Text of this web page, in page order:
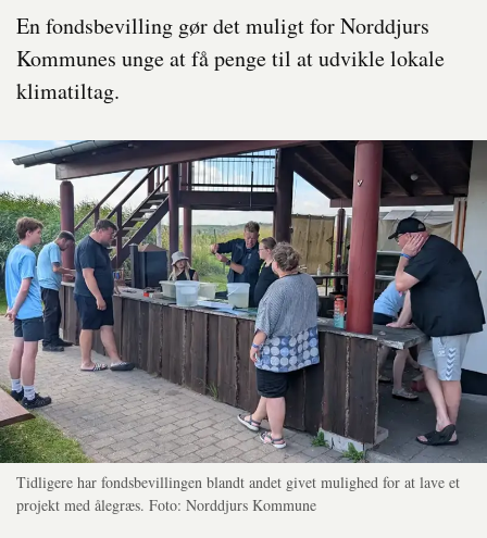
En fondsbevilling gør det muligt for Norddjurs
Kommunes unge at få penge til at udvikle lokale
klimatiltag.
Tidligere har fondsbevillingen blandt andet givet mulighed for at lave et
projekt med ålegræs. Foto: Norddjurs Kommune